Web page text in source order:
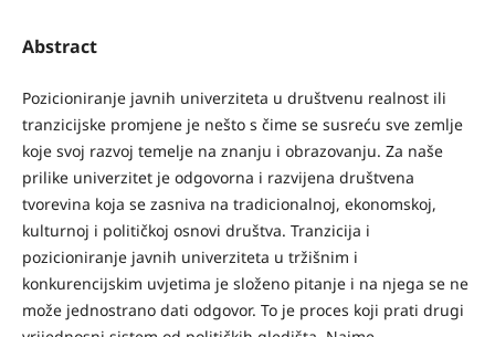
Abstract
Pozicioniranje javnih univerziteta u društvenu realnost ili
tranzicijske promjene je nešto s čime se susreću sve zemlje
koje svoj razvoj temelje na znanju i obrazovanju. Za naše
prilike univerzitet je odgovorna i razvijena društvena
tvorevina koja se zasniva na tradicionalnoj, ekonomskoj,
kulturnoj i političkoj osnovi društva. Tranzicija i
pozicioniranje javnih univerziteta u tržišnim i
konkurencijskim uvjetima je složeno pitanje i na njega se ne
može jednostrano dati odgovor. To je proces koji prati drugi